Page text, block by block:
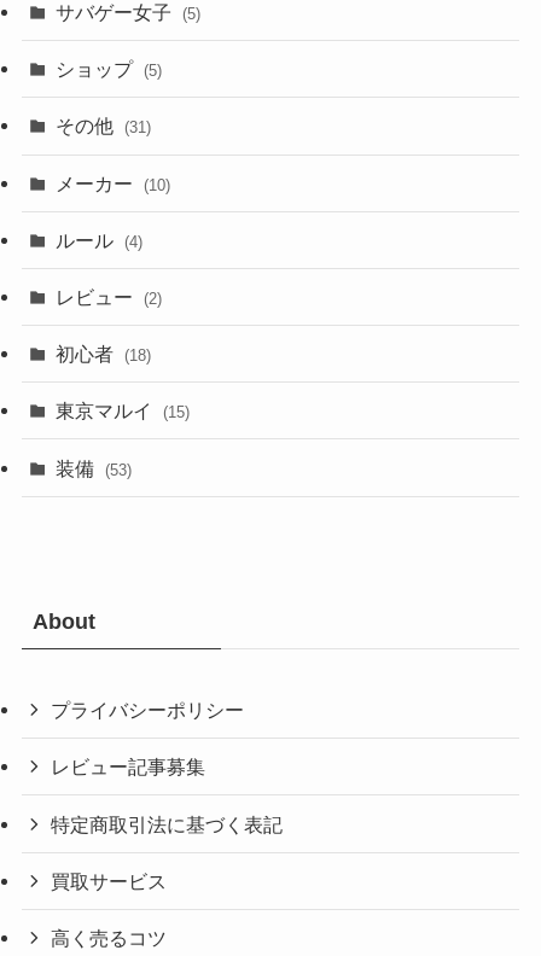
サバゲー女子 (5)
ショップ (5)
その他 (31)
メーカー (10)
ルール (4)
レビュー (2)
初心者 (18)
東京マルイ (15)
装備 (53)
About
プライバシーポリシー
レビュー記事募集
特定商取引法に基づく表記
買取サービス
高く売るコツ